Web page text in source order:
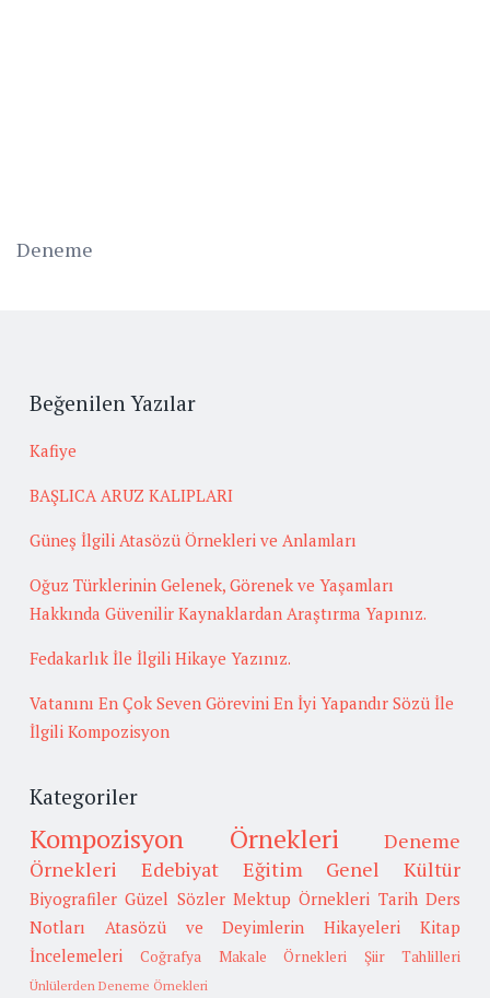
Deneme
Beğenilen Yazılar
Kafiye
BAŞLICA ARUZ KALIPLARI
Güneş İlgili Atasözü Örnekleri ve Anlamları
Oğuz Türklerinin Gelenek, Görenek ve Yaşamları
Hakkında Güvenilir Kaynaklardan Araştırma Yapınız.
Fedakarlık İle İlgili Hikaye Yazınız.
Vatanını En Çok Seven Görevini En İyi Yapandır Sözü İle
İlgili Kompozisyon
Kategoriler
Kompozisyon Örnekleri
Deneme
Örnekleri
Edebiyat Eğitim Genel Kültür
Biyografiler Güzel Sözler Mektup Örnekleri Tarih Ders
Notları
Atasözü ve Deyimlerin Hikayeleri
Kitap
İncelemeleri
Coğrafya Makale Örnekleri Şiir Tahlilleri
Ünlülerden Deneme Örnekleri